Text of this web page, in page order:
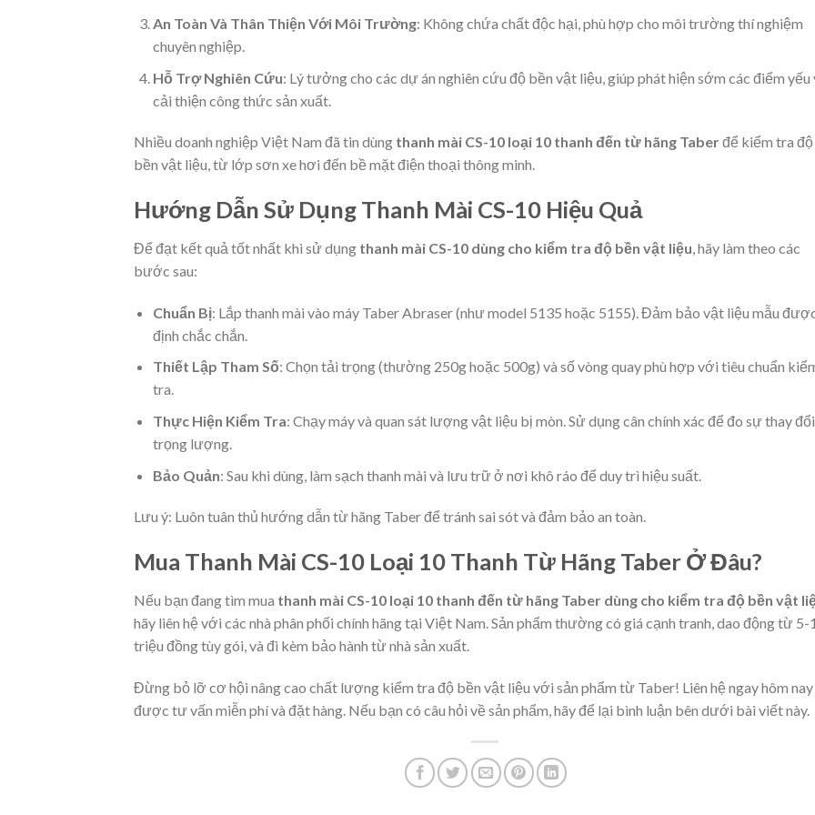
An Toàn Và Thân Thiện Với Môi Trường: Không chứa chất độc hại, phù hợp cho môi trường thí nghiệm
chuyên nghiệp.
Hỗ Trợ Nghiên Cứu: Lý tưởng cho các dự án nghiên cứu độ bền vật liệu, giúp phát hiện sớm các điểm yếu
cải thiện công thức sản xuất.
Nhiều doanh nghiệp Việt Nam đã tin dùng thanh mài CS-10 loại 10 thanh đến từ hãng Taberđể kiểm tra độ
bền vật liệu, từ lớp sơn xe hơi đến bề mặt điện thoại thông minh.
Hướng Dẫn Sử Dụng Thanh Mài CS-10 Hiệu Quả
Để đạt kết quả tốt nhất khi sử dụng thanh mài CS-10 dùng cho kiểm tra độ bền vật liệu, hãy làm theo các
bước sau:
Chuẩn Bị: Lắp thanh mài vào máy Taber Abraser (như model 5135 hoặc 5155). Đảm bảo vật liệu mẫu
định chắc chắn.
Thiết Lập Tham Số: Chọn tải trọng (thường 250g hoặc 500g) và số vòng quay phù hợp với tiêu chuẩn
tra.
Thực Hiện Kiểm Tra: Chạy máy và quan sát lượng vật liệu bị mòn. Sử dụng cân chính xác để đo sự thay đổi
trọng lượng.
Bảo Quản: Sau khi dùng, làm sạch thanh mài và lưu trữ ở nơi khô ráo để duy trì hiệu suất.
Lưu ý: Luôn tuân thủ hướng dẫn từ hãng Taber để tránh sai sót và đảm bảo an toàn.
Mua Thanh Mài CS-10 Loại 10 Thanh Từ Hãng Taber Ở Đâu?
Nếu bạn đang tìm mua thanh mài CS-10 loại 10 thanh đến từ hãng Taber dùng cho kiểm tra độ bền vật
hãy liên hệ với các nhà phân phối chính hãng tại Việt Nam. Sản phẩm thường có giá cạnh tranh, dao động từ 5-
triệu đồng tùy gói, và đi kèm bảo hành từ nhà sản xuất.
Đừng bỏ lỡ cơ hội nâng cao chất lượng kiểm tra độ bền vật liệu với sản phẩm từ Taber! Liên hệ ngay hôm nay
được tư vấn miễn phí và đặt hàng. Nếu bạn có câu hỏi về sản phẩm, hãy để lại bình luận bên dưới bài viết này.